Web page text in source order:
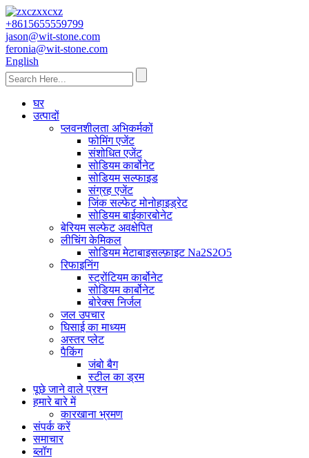
+8615655559799
jason@wit-stone.com
feronia@wit-stone.com
English
घर
उत्पादों
प्लवनशीलता अभिकर्मकों
फोमिंग एजेंट
संशोधित एजेंट
सोडियम कार्बोनेट
सोडियम सल्फाइड
संग्रह एजेंट
जिंक सल्फेट मोनोहाइड्रेट
सोडियम बाईकारबोनेट
बेरियम सल्फेट अवक्षेपित
लीचिंग केमिकल
सोडियम मेटाबाइसल्फ़ाइट Na2S2O5
रिफाइनिंग
स्ट्रोंटियम कार्बोनेट
सोडियम कार्बोनेट
बोरेक्स निर्जल
जल उपचार
घिसाई का माध्यम
अस्तर प्लेट
पैकिंग
जंबो बैग
स्टील का ड्रम
पूछे जाने वाले प्रश्न
हमारे बारे में
कारखाना भ्रमण
संपर्क करें
समाचार
ब्लॉग